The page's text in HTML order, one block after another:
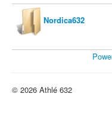
Nordica632
© 2026 Athlé 632